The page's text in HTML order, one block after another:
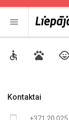
menu
Kontaktai
accessible pets